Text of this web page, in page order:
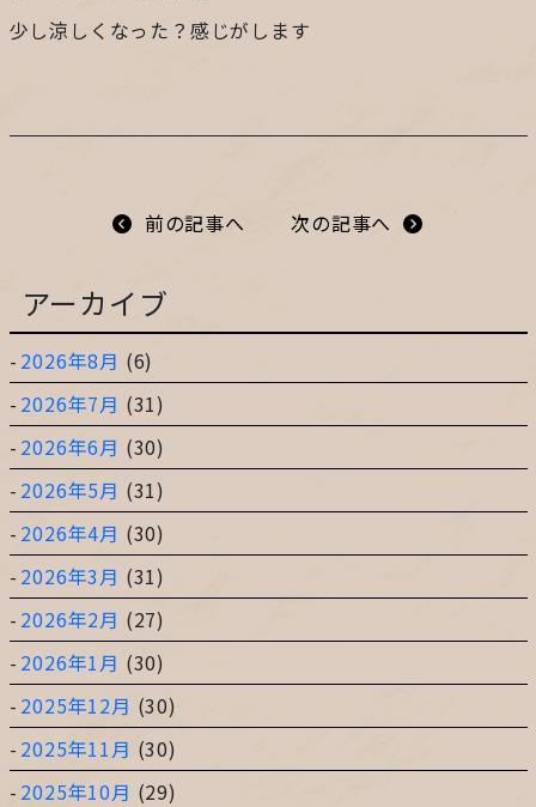
サイトマップ
片田舎の小さなカフェ ガーデンアーツ
少し涼しくなった？感じがします
前の記事へ 次の記事へ
アーカイブ
2026年8月 (6)
2026年7月 (31)
2026年6月 (30)
2026年5月 (31)
2026年4月 (30)
2026年3月 (31)
2026年2月 (27)
2026年1月 (30)
2025年12月 (30)
2025年11月 (30)
2025年10月 (29)